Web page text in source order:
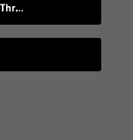
Mark Hamill überrascht Leute am Drive-Thru-Schalter